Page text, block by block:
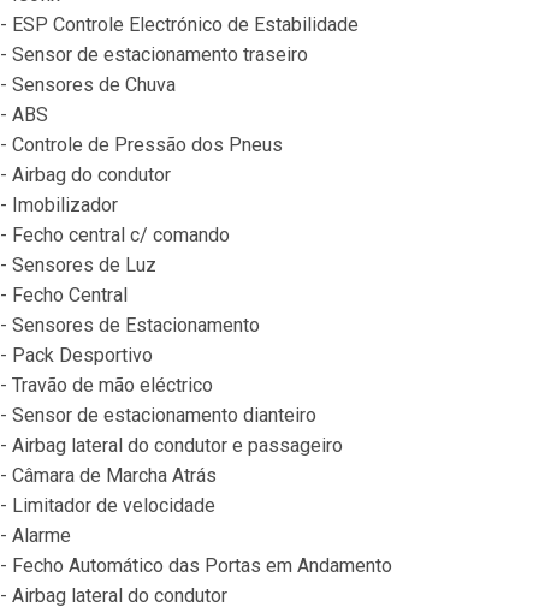
- ESP Controle Electrónico de Estabilidade
- Sensor de estacionamento traseiro
- Sensores de Chuva
- ABS
- Controle de Pressão dos Pneus
- Airbag do condutor
- Imobilizador
- Fecho central c/ comando
- Sensores de Luz
- Fecho Central
- Sensores de Estacionamento
- Pack Desportivo
- Travão de mão eléctrico
- Sensor de estacionamento dianteiro
- Airbag lateral do condutor e passageiro
- Câmara de Marcha Atrás
- Limitador de velocidade
- Alarme
- Fecho Automático das Portas em Andamento
- Airbag lateral do condutor